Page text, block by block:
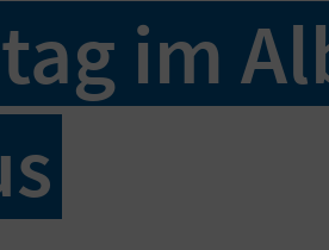
im